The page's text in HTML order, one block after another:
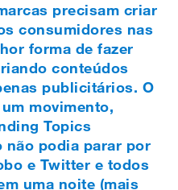
precisam criar
consumidores nas
forma de fazer
conteúdos
publicitários. O
movimento,
Topics
não podia parar por
e Twitter e todos
uma noite (mais